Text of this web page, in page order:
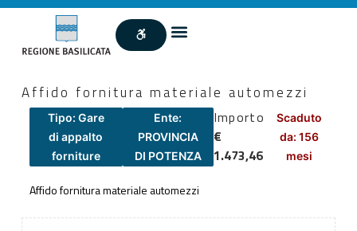
Affido fornitura materiale automezzi
Tipo: Gare
di appalto
forniture
Ente:
PROVINCIA
DI POTENZA
Importo
€
1.473,46
Scaduto
da: 156
mesi
Affido fornitura materiale automezzi